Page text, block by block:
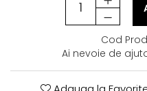
Cod
Ai nevoie de